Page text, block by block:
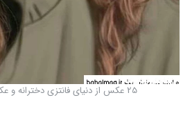
25 عکس از دنیای فانتزی دخترانه و عکسهای جالب جذاب